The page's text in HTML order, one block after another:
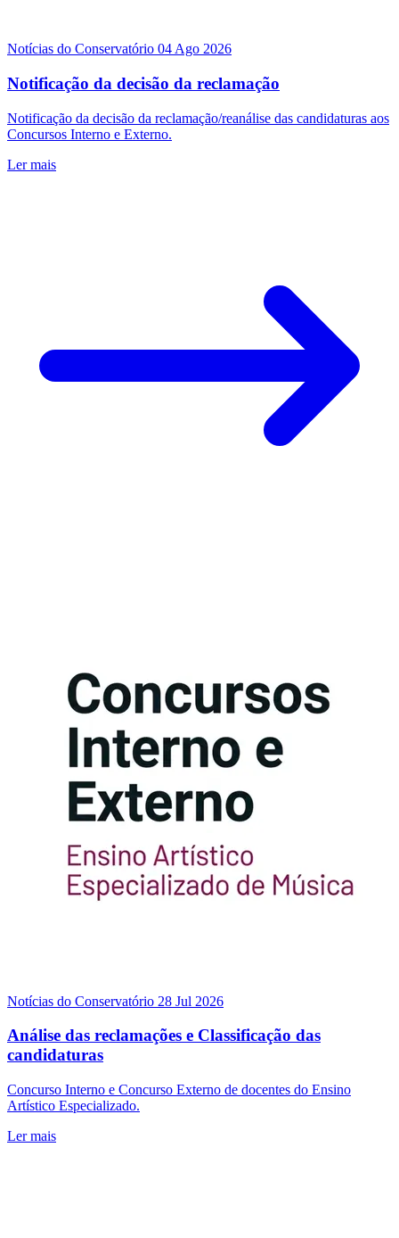
Notícias do Conservatório 04 Ago 2026
Notificação da decisão da reclamação
Notificação da decisão da reclamação/reanálise das candidaturas aos
Concursos Interno e Externo.
Ler mais
Notícias do Conservatório 28 Jul 2026
Análise das reclamações e Classificação das
candidaturas
Concurso Interno e Concurso Externo de docentes do Ensino
Artístico Especializado.
Ler mais